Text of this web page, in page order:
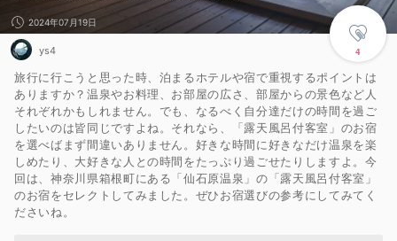
4
2024年07月19日
ys4
旅行に行こうと思った時、泊まるホテルや宿で重視するポイントは
ありますか？温泉やお料理、お部屋の広さ、部屋からの景色など人
それぞれかもしれません。でも、なるべく自分達だけの時間を過ご
したいのは皆同じですよね。それなら、「露天風呂付客室」のお宿
を選べばまず間違いありません。好きな時間に好きなだけ温泉を楽
しめたり、大好きな人との時間をたっぷり過ごせたりしますよ。今
回は、神奈川県箱根町にある「仙石原温泉」の「露天風呂付客室」
のお宿をセレクトしてみました。ぜひお宿選びの参考にしてみてく
ださいね。